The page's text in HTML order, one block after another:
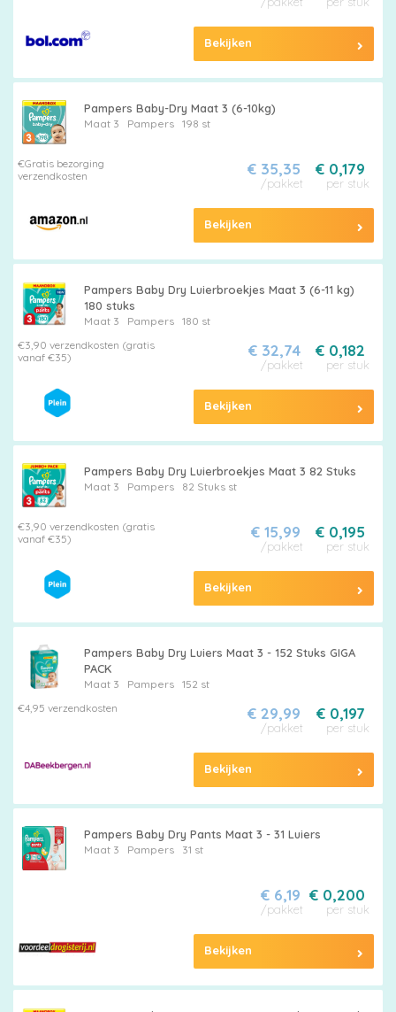
Bekijken
Pampers Baby-Dry Maat 3 (6-10kg)
Maat 3 Pampers 198 st
€Gratis bezorging
verzendkosten
€ 0,179
per stuk
€ 35,35
/pakket
Bekijken
Pampers Baby Dry Luierbroekjes Maat 3 (6-11 kg)
180 stuks
Maat 3 Pampers
180 st
€3,90 verzendkosten (gratis
vanaf €35)
€ 0,182
per stuk
€ 32,74
/pakket
Bekijken
Pampers Baby Dry Luierbroekjes Maat 3 82 Stuks
Maat 3 Pampers 82 Stuks st
€3,90 verzendkosten (gratis
vanaf €35)
€ 0,195
per stuk
€ 15,99
/pakket
Bekijken
Pampers Baby Dry Luiers Maat 3 - 152 Stuks GIGA
PACK
Maat 3 Pampers
152 st
€4,95 verzendkosten
€ 0,197
per stuk
€ 29,99
/pakket
Bekijken
Pampers Baby Dry Pants Maat 3 - 31 Luiers
Maat 3 Pampers 31 st
€ 0,200
per stuk
€ 6,19
/pakket
Bekijken